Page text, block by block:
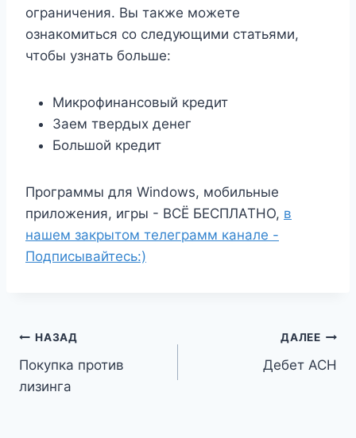
ограничения. Вы также можете
ознакомиться со следующими статьями,
чтобы узнать больше:
Микрофинансовый кредит
Заем твердых денег
Большой кредит
Программы для Windows, мобильные
приложения, игры - ВСЁ БЕСПЛАТНО, в
нашем закрытом телеграмм канале -
Подписывайтесь:)
Навигация
по
НАЗАД
Покупка против
лизинга
ДАЛЕЕ
Дебет ACH